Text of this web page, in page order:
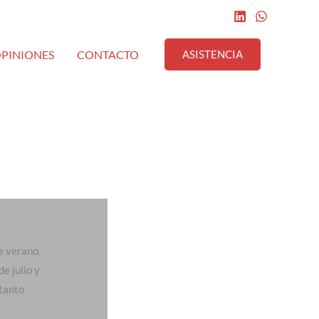
CONTACTO ASISTENCIA
verano.
julio y